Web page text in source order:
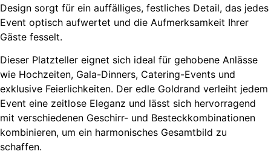
Design sorgt für ein auffälliges, festliches Detail, das jedes
Event optisch aufwertet und die Aufmerksamkeit Ihrer
Gäste fesselt.
Dieser Platzteller eignet sich ideal für gehobene Anlässe
wie Hochzeiten, Gala-Dinners, Catering-Events und
exklusive Feierlichkeiten. Der edle Goldrand verleiht jedem
Event eine zeitlose Eleganz und lässt sich hervorragend
mit verschiedenen Geschirr- und Besteckkombinationen
kombinieren, um ein harmonisches Gesamtbild zu
schaffen.